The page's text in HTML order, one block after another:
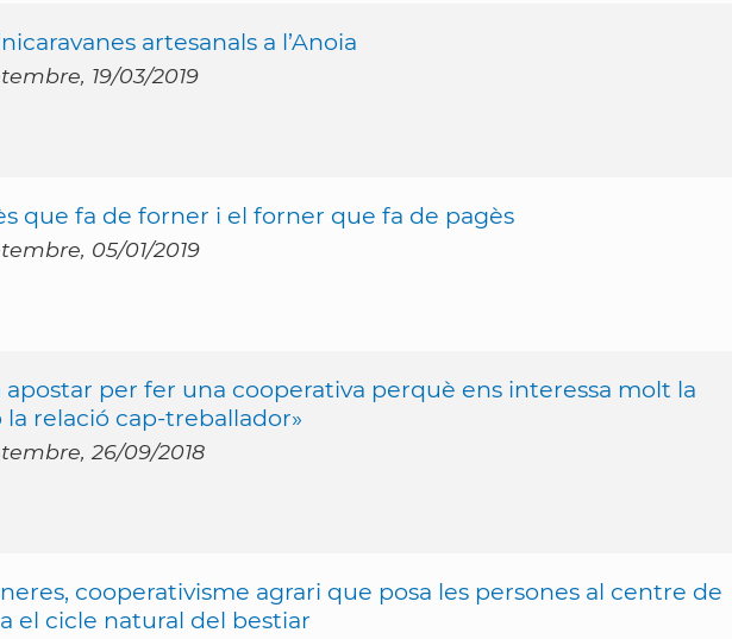
artesanals a l’Anoia
19/03/2019
que fa de forner i el forner que fa de pagès
05/01/2019
apostar per fer una cooperativa perquè ens interessa molt la
la relació cap-treballador»
26/09/2018
cooperativisme agrari que posa les persones al centre de
el cicle natural del bestiar